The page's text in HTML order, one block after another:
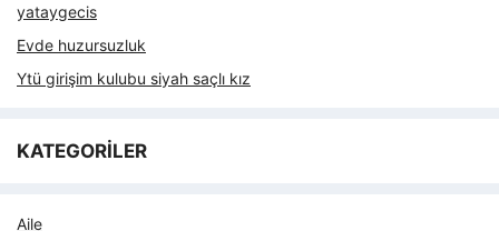
yataygecis
Evde huzursuzluk
Ytü girişim kulubu siyah saçlı kız
KATEGORİLER
Aile